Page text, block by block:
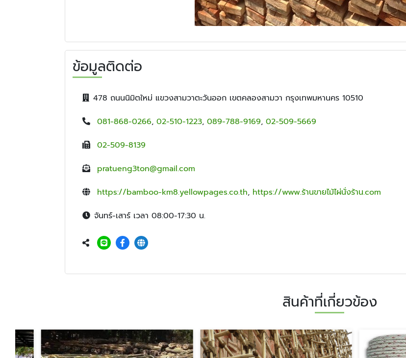
ข้อมูลติดต่อ
478 ถนนนิมิตใหม่ แขวงสามวาตะวันออก เขตคลองสามวา กรุงเทพมหานคร 10510
081-868-0266, 02-510-1223, 089-788-9169, 02-509-5669
02-509-8139
pratueng3ton@gmail.com
https://bamboo-km8.yellowpages.co.th, https://www.ร้านขายไม้ไผ่นั่งร้าน.com
จันทร์-เสาร์ เวลา 08:00-17:30 น.
สินค้าที่เกี่ยวข้อง